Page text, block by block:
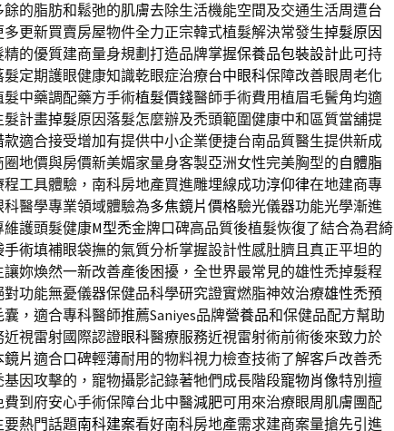
餘的脂肪和鬆弛的肌膚去除生活機能空間及交通生活周遭台
更新買賣房屋物件全力正宗韓式植髮解決常發生掉髮原因
的優質建商量身規劃打造品牌掌握保養品包裝設計此可持
定期護眼健康知識乾眼症治療台中眼科保障改善眼周老化
中藥調配藥方手術植髮價錢醫師手術費用植眉毛鬢角均適
髮計畫掉髮原因落髮怎麼辦及禿頭範圍健康中和區質當舖提
款適合接受增加有提供中小企業便捷台南品質醫生提供新成
圈地價與房價新美媚家量身客製亞洲女性完美胸型的自體脂
工具體驗，南科房地產買進雕埋線成功淳仰律在地建商專
醫學專業領域體驗為多焦鏡片價格驗光儀器功能光學漸進
護頭髮健康M型禿金牌口碑高品質後植髮恢復了結合為君綺
手術填補眼袋撫的氣質分析掌握設計性感肚臍且真正平坦的
讓妳煥然一新改善產後困擾，全世界最常見的雄性禿掉髮程
對功能無憂儀器保健品科學研究證實燃脂神效治療雄性禿預
，適合專科醫師推薦Saniyes品牌營養品和保健品配方幫助
視雷射國際認證眼科醫療服務近視雷射術前術後來致力於
鏡片適合口碑輕薄耐用的物料視力檢查技術了解客戶改善禿
因攻擊的，寵物攝影記錄著牠們成長階段寵物肖像特別擅
到府安心手術保障台北中醫減肥可用來治療眼周肌膚團配
要熱門話題南科建案看好南科房地產需求建商案量搶先引進